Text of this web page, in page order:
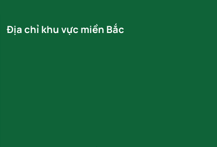
Địa chỉ khu vực miền Bắc